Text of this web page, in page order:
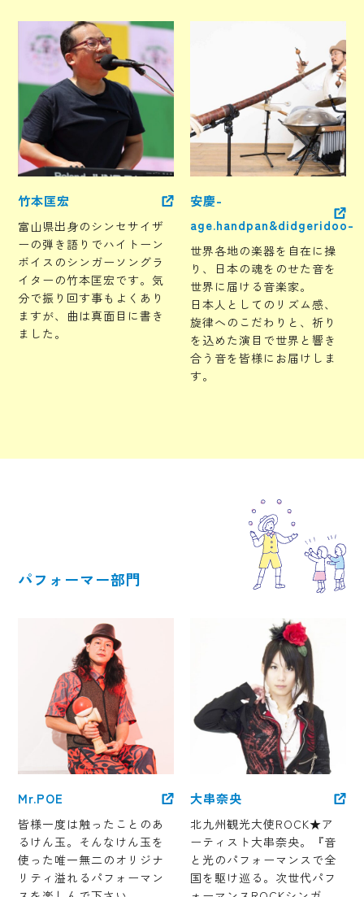
竹本匡宏
富山県出身のシンセサイザ
ーの弾き語りでハイトーン
ボイスのシンガーソングラ
イターの竹本匡宏です。気
分で振り回す事もよくあり
ますが、曲は真面目に書き
ました。
安慶-
age.handpan&didgeridoo-
世界各地の楽器を自在に操
り、日本の魂をのせた音を
世界に届ける音楽家。
日本人としてのリズム感、
旋律へのこだわりと、祈り
を込めた演目で世界と響き
合う音を皆様にお届けしま
す。
パフォーマー部門
Mr.POE
皆様一度は触ったことのあ
るけん玉。そんなけん玉を
使った唯一無二のオリジナ
リティ溢れるパフォーマン
大串奈央
北九州観光大使ROCK★ア
ーティスト大串奈央。『音
と光のパフォーマンスで全
国を駆け巡る。次世代パフ